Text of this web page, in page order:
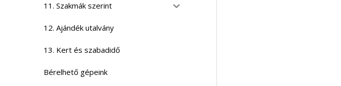
11. Szakmák szerint
12. Ajándék utalvány
13. Kert és szabadidő
Bérelhető gépeink